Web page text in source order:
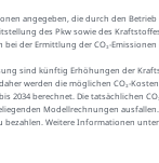
angegeben, die durch den
des Pkw sowie des
bei der Ermittlung der CO₂-
sind künftig Erhöhungen der
werden die möglichen CO₂-
2034 berechnet. Die tatsächlichen
Modellrechnungen ausfallen.
bezahlen. Weitere Informationen